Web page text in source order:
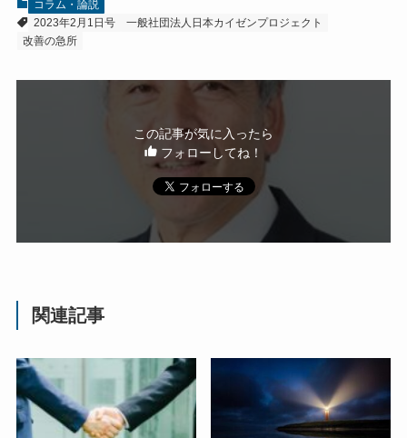
コラム・論説
2023年2月1日号
一般社団法人日本カイゼンプロジェクト
改善の急所
この記事が気に入ったら
フォローしてね！
関連記事